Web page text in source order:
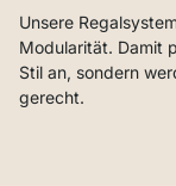
Unsere
Modularität. Damit
Stil an, sondern
gerecht.